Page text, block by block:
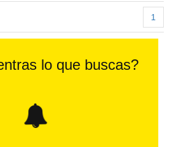
1
lo que buscas?